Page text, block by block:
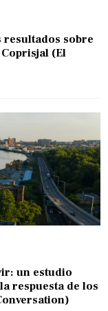
resultados sobre
(El
un estudio
respuesta de los